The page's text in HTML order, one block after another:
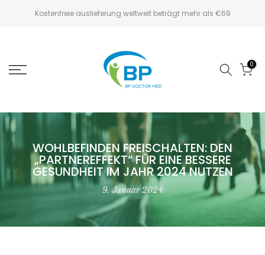
Kostenfreie auslieferung weltweit beträgt mehr als €69
0
WOHLBEFINDEN FREISCHALTEN: DEN
„PARTNEREFFEKT“ FÜR EINE BESSERE
GESUNDHEIT IM JAHR 2024 NUTZEN
9. Januar 2024